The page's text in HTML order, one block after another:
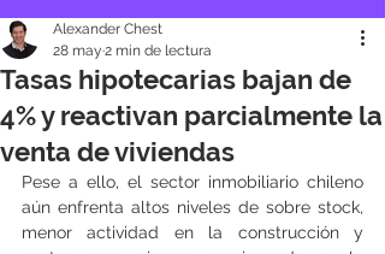
Tasas hipotecarias bajan de
4% y reactivan parcialmente la
venta de viviendas
Alexander Chest
28 may 2 min de lectura
Pese a ello, el sector inmobiliario chileno
aún enfrenta altos niveles de sobre stock,
menor actividad en la construcción y